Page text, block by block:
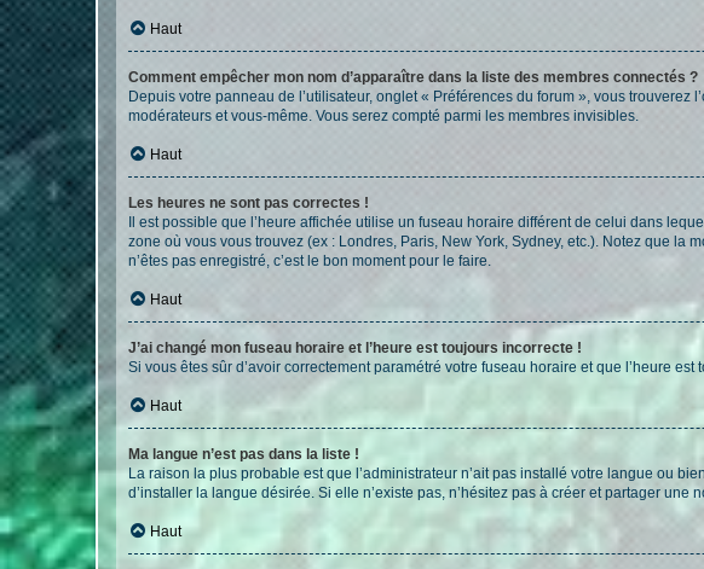
Haut
Comment empêcher mon nom d’apparaître dans la liste des membres connectés ?
Depuis votre panneau de l’utilisateur, onglet « Préférences du forum », vous trouverez
modérateurs et vous-même. Vous serez compté parmi les membres invisibles.
Haut
Les heures ne sont pas correctes !
Il est possible que l’heure affichée utilise un fuseau horaire différent de celui dans
zone où vous vous trouvez (ex : Londres, Paris, New York, Sydney, etc.). Notez que la
n’êtes pas enregistré, c’est le bon moment pour le faire.
Haut
J’ai changé mon fuseau horaire et l’heure est toujours incorrecte !
Si vous êtes sûr d’avoir correctement paramétré votre fuseau horaire et que l’heure
Haut
Ma langue n’est pas dans la liste !
La raison la plus probable est que l’administrateur n’ait pas installé votre langue ou
d’installer la langue désirée. Si elle n’existe pas, n’hésitez pas à créer et partager
Haut